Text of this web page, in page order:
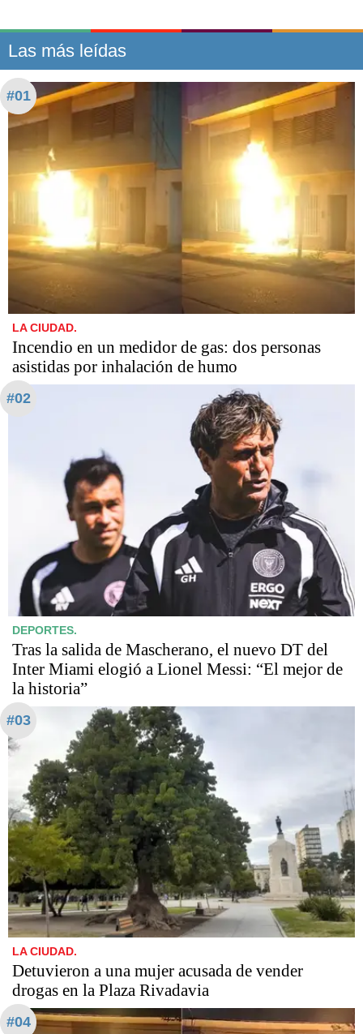
Las más leídas
#01
LA CIUDAD.
Incendio en un medidor de gas: dos personas
asistidas por inhalación de humo
#02
DEPORTES.
Tras la salida de Mascherano, el nuevo DT del
Inter Miami elogió a Lionel Messi: “El mejor de
la historia”
#03
LA CIUDAD.
Detuvieron a una mujer acusada de vender
drogas en la Plaza Rivadavia
#04